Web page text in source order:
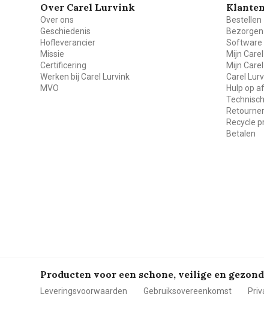
Over Carel Lurvink
Over ons
Geschiedenis
Hofleverancier
Missie
Certificering
Werken bij Carel Lurvink
MVO
Bestellen
Bezorgen
Software
Mijn
Mijn
Carel
Hulp op
Recycle
Betalen
Producten voor een schone, veilige en
Leveringsvoorwaarden Gebruiksovereenkomst